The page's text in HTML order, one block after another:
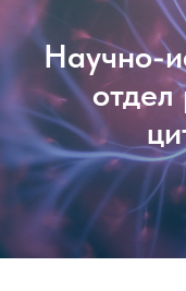
Научно-